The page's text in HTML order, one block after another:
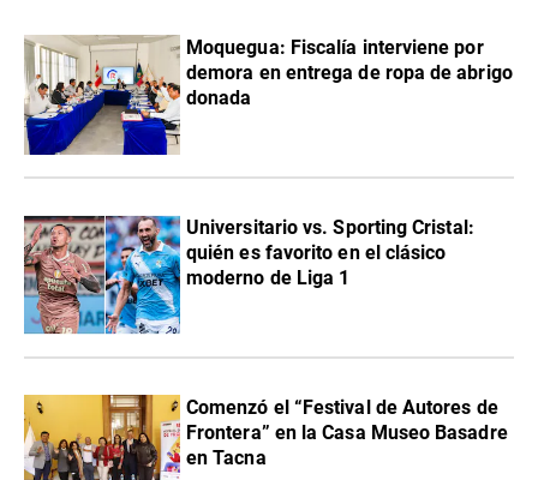
Moquegua: Fiscalía interviene por
demora en entrega de ropa de abrigo
donada
Universitario vs. Sporting Cristal:
quién es favorito en el clásico
moderno de Liga 1
Comenzó el “Festival de Autores de
Frontera” en la Casa Museo Basadre
en Tacna